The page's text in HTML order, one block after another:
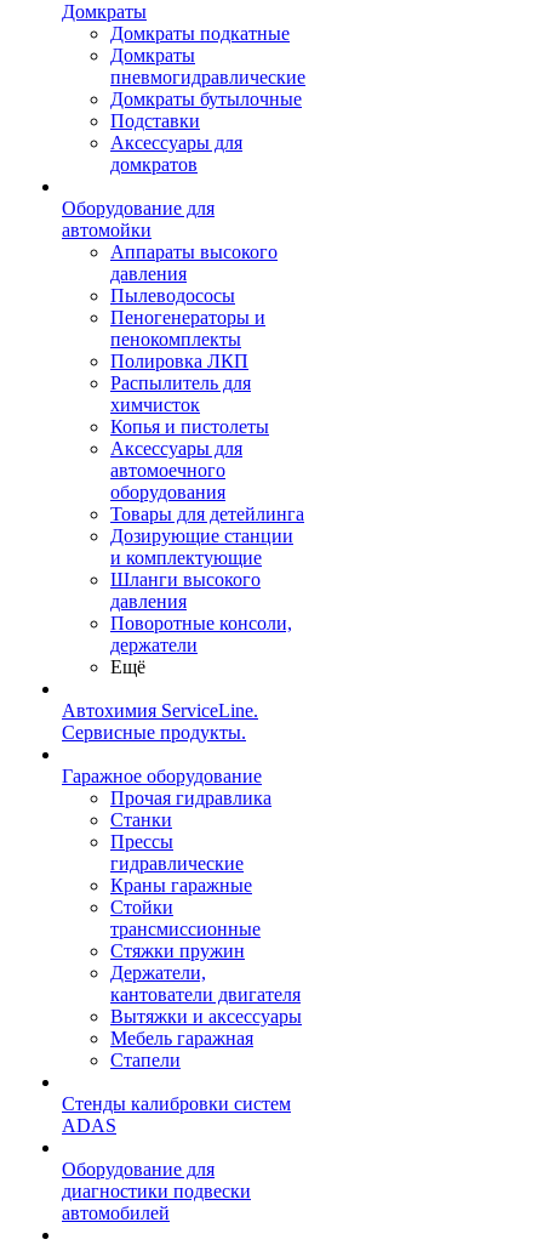
Домкраты
Домкраты подкатные
Домкраты
пневмогидравлические
Домкраты бутылочные
Подставки
Аксессуары для
домкратов
Оборудование для
автомойки
Аппараты высокого
давления
Пылеводососы
Пеногенераторы и
пенокомплекты
Полировка ЛКП
Распылитель для
химчисток
Копья и пистолеты
Аксессуары для
автомоечного
оборудования
Товары для детейлинга
Дозирующие станции
и комплектующие
Шланги высокого
давления
Поворотные консоли,
держатели
Ещё
Автохимия ServiceLine.
Сервисные продукты.
Гаражное оборудование
Прочая гидравлика
Станки
Прессы
гидравлические
Краны гаражные
Стойки
трансмиссионные
Стяжки пружин
Держатели,
кантователи двигателя
Вытяжки и аксессуары
Мебель гаражная
Стапели
Стенды калибровки систем
ADAS
Оборудование для
диагностики подвески
автомобилей